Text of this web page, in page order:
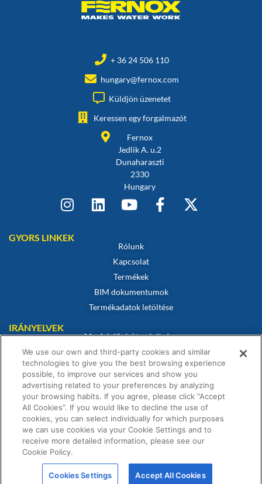
+ 36 24 506 110
hungary@fernox.com
Küldjön üzenetet
Keressen egy forgalmazót
Fernox
Jedlik A. u.2
Dunaharaszti
2330
Hungary
GYORS LINKEK
Rólunk
Kapcsolat
Termékek
BIM dokumentumok
Termékadatok letöltése
IRÁNYELVEK
Megfelelőségi tanúsítvány
Sütikre vonatkozó szabályzat
Jogi nyilatkozat
Adatvédelmi irányelvek
Értékesítési feltételek
Garanciális nyilatkozat
Reserved.
We use our own and third-party cookies and similar
technologies to give you the best browsing experience
possible, to improve our services and show you
advertising related to your preferences by analyzing
your browsing habits. If you agree, please click “Accept
All Cookies”. If you would like to decline the use of
cookies, you can select individually for which purposes
we can use cookies via your Cookie Settings and to
receive more detailed information, please see our
Cookie Policy.
Cookies Settings Accept All Cookies